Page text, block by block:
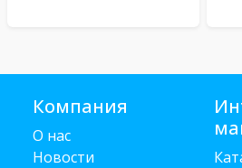
Компания
О нас
Новости